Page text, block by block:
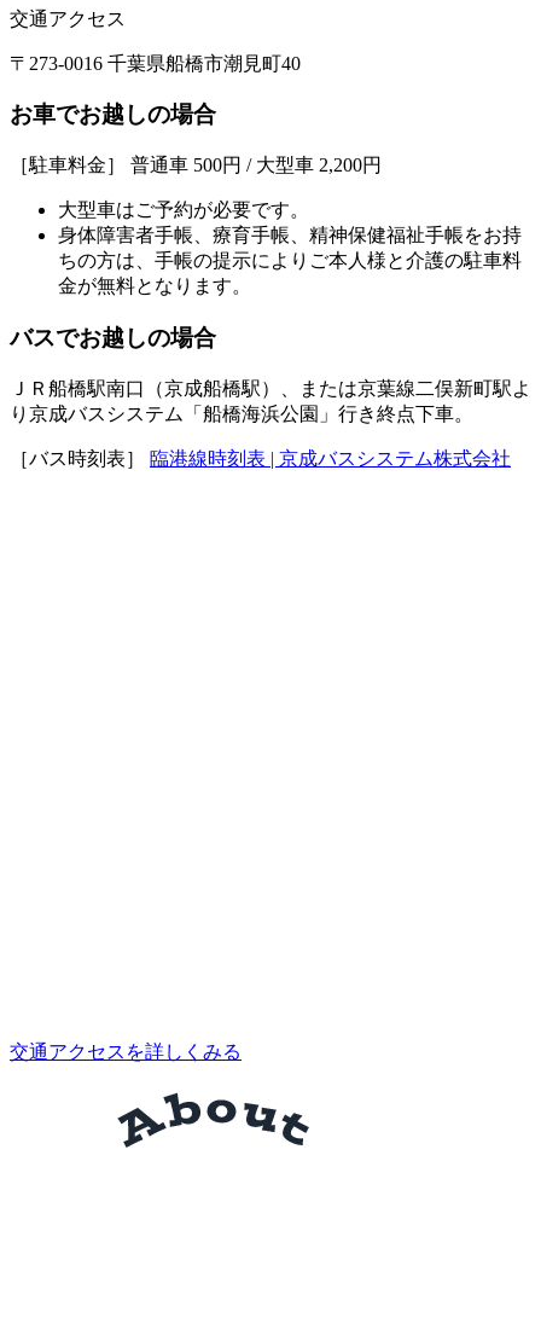
交通アクセス
〒273-0016 千葉県船橋市潮見町40
お車でお越しの場合
［駐車料金］ 普通車 500円 / 大型車 2,200円
大型車はご予約が必要です。
身体障害者手帳、療育手帳、精神保健福祉手帳をお持
ちの方は、手帳の提示によりご本人様と介護の駐車料
金が無料となります。
バスでお越しの場合
ＪＲ船橋駅南口（京成船橋駅）、または京葉線二俣新町駅よ
り京成バスシステム「船橋海浜公園」行き終点下車。
［バス時刻表］ 臨港線時刻表 | 京成バスシステム株式会社
交通アクセスを詳しくみる